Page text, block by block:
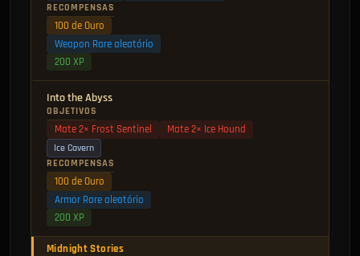
RECOMPENSAS
100 de Ouro
Weapon Rare aleatório
200 XP
Into the Abyss
OBJETIVOS
Mate 2× Frost Sentinel Mate 2× Ice Hound
Ice Cavern
RECOMPENSAS
100 de Ouro
Armor Rare aleatório
200 XP
Midnight Stories